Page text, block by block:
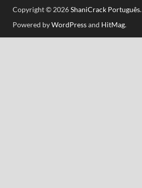
Copyright © 2026ShaniCrack Português.
Powered byWordPressand HitMag.